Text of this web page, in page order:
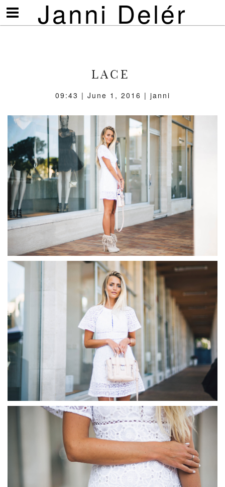
Janni Delér
Visa/göm
meny
LACE
09:43 | June 1, 2016 | janni